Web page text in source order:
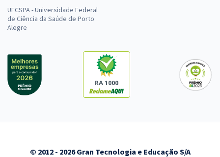
UFCSPA - Universidade Federal
de Ciência da Saúde de Porto
Alegre
RA 1000
© 2012 - 2026 Gran Tecnologia e Educação S/A